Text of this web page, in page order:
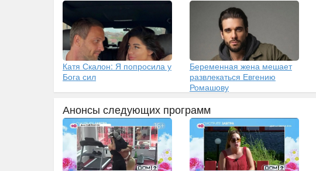
Катя Скалон: Я попросила у
Бога сил
Беременная жена мешает
развлекаться Евгению
Ромашову
Анонсы следующих программ